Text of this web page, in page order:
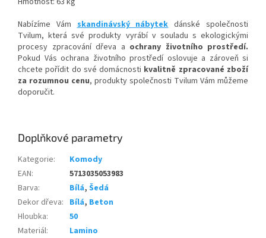
Nabízíme Vám skandinávský nábytek dánské společnosti
Tvilum, která své produkty vyrábí v souladu s ekologickými
procesy zpracování dřeva a ochrany životního prostředí.
Pokud Vás ochrana životního prostředí oslovuje a zároveň si
chcete pořídit do své domácnosti kvalitně zpracované zboží
za rozumnou cenu, produkty společnosti Tvilum Vám můžeme
doporučit.
Doplňkové parametry
Kategorie:
Komody
EAN:
5713035053983
Barva: Bílá, Šedá
Dekor dřeva: Bílá, Beton
Hloubka:
50
Materiál:
Lamino